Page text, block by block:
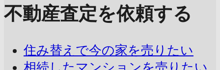
不動産査定を依頼する
住み替えで今の家を売りたい